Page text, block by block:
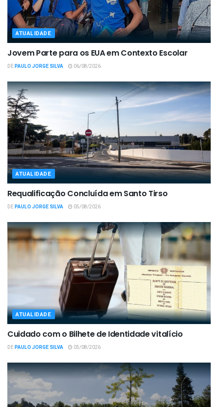
ATUALIDADE
Jovem Parte para os EUA em Contexto Escolar
DEPAULO JORGE SILVA 06/08/2026
ATUALIDADE
Requalificação Concluída em Santo Tirso
DEPAULO JORGE SILVA 05/08/2026
ATUALIDADE
Cuidado com o Bilhete de Identidade vitalício
DEPAULO JORGE SILVA 05/08/2026